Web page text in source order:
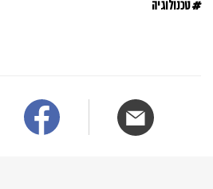
#טכנולוגיה